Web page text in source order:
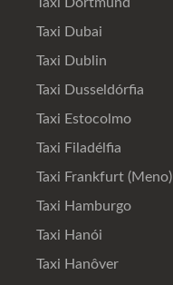
Taxi Dortmund
Taxi Dubai
Taxi Dublin
Taxi Dusseldórfia
Taxi Estocolmo
Taxi Filadélfia
Taxi Frankfurt (Meno)
Taxi Hamburgo
Taxi Hanói
Taxi Hanôver